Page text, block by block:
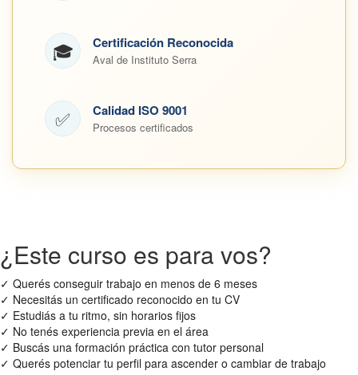
🎓 Certificación Reconocida
Aval de Instituto Serra
✅ Calidad ISO 9001
Procesos certificados
¿Este curso es para vos?
✓ Querés conseguir trabajo en menos de 6 meses
✓ Necesitás un certificado reconocido en tu CV
✓ Estudiás a tu ritmo, sin horarios fijos
✓ No tenés experiencia previa en el área
✓ Buscás una formación práctica con tutor personal
✓ Querés potenciar tu perfil para ascender o cambiar de trabajo